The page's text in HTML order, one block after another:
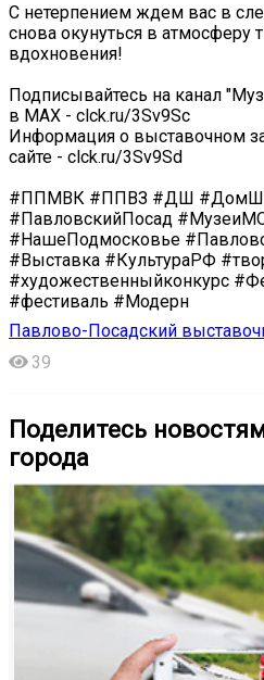
С нетерпением ждем вас в
снова окунуться в атмосферу
вдохновения!
Подписывайтесь на канал
в МАХ - clck.ru/3Sv9Sc
Информация о выставочном
сайте - clck.ru/3Sv9Sd
#ППМВК #ППВЗ #ДШ
#ПавловскийПосад
#НашеПодмосковье
#Выставка #КультураРФ
#художественныйконкурс
#фестиваль #Модерн
Павлово-Посадский
39
Поделитесь
города